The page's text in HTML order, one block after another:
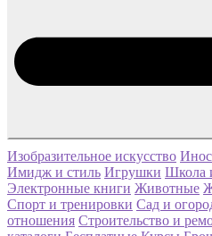
Изобразительное искусство
Имидж и стиль Игрушки Школа
Электронные книги Животные
Спорт и тренировки Сад и
отношения Строительство и